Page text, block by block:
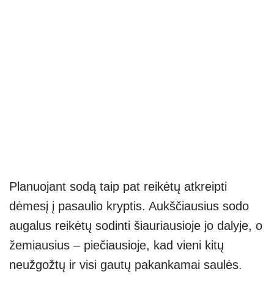
Planuojant sodą taip pat reikėtų atkreipti
dėmesį į pasaulio kryptis. Aukščiausius sodo
augalus reikėtų sodinti šiauriausioje jo dalyje, o
žemiausius – piečiausioje, kad vieni kitų
neužgožtų ir visi gautų pakankamai saulės.